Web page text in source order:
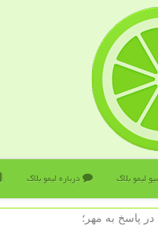
لیمو بلاگ درباره لیمو بلاگ
پاسخ به مهر؛